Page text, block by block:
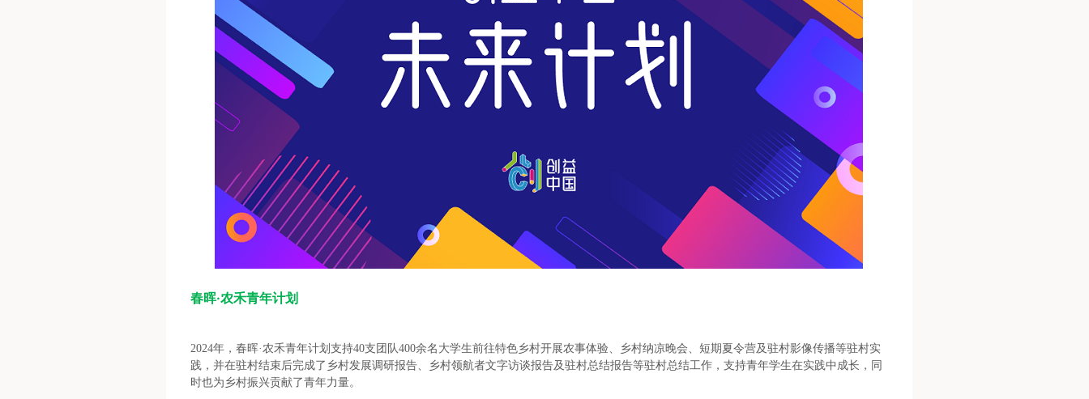
春晖·农禾青年计划
2024年，春晖·农禾青年计划支持40支团队400余名大学生前往特色乡村开展农事体验、乡村纳凉晚会、短期夏令营及驻村影像传播等驻村实
践，并在驻村结束后完成了乡村发展调研报告、乡村领航者文字访谈报告及驻村总结报告等驻村总结工作，支持青年学生在实践中成长，同
时也为乡村振兴贡献了青年力量。